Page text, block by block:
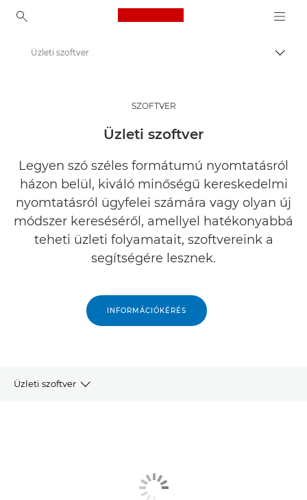
Canon Logo, back to
Megoldások és szolgáltatások
Üzleti szoftver
SZOFTVER
Üzleti szoftver
Legyen szó széles formátumú nyomtatásról
házon belül, kiváló minőségű kereskedelmi
nyomtatásról ügyfelei számára vagy olyan új
módszer kereséséről, amellyel hatékonyabbá
teheti üzleti folyamatait, szoftvereink a
segítségére lesznek.
INFORMÁCIÓKÉRÉS
Üzleti szoftver
IPARI ÉS KERESKEDELMI CÉLÚ NYOMTATÁS